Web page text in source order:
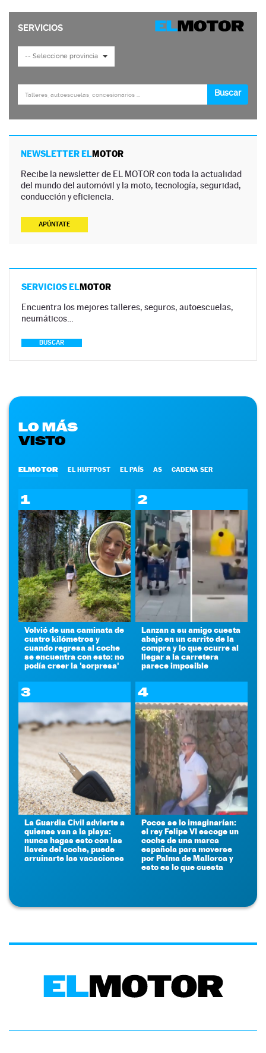
NEWSLETTER ELMOTOR
Recibe la newsletter de EL MOTOR con toda la actualidad
del mundo del automóvil y la moto, tecnología, seguridad,
conducción y eficiencia.
APÚNTATE
SERVICIOS ELMOTOR
Encuentra los mejores talleres, seguros, autoescuelas,
neumáticos…
BUSCAR
LO MÁS
VISTO
ELMOTOR EL HUFFPOST EL PAÍS AS CADENA SER
1
Volvió de una caminata de
cuatro kilómetros y
cuando regresa al coche
se encuentra con esto: no
podía creer la 'sorpresa'
2
Lanzan a su amigo cuesta
abajo en un carrito de la
compra y lo que ocurre al
llegar a la carretera
parece imposible
3
La Guardia Civil advierte a
quienes van a la playa:
nunca hagas esto con las
llaves del coche, puede
arruinarte las vacaciones
4
Pocos se lo imaginarían:
el rey Felipe VI escoge un
coche de una marca
española para moverse
por Palma de Mallorca y
esto es lo que cuesta